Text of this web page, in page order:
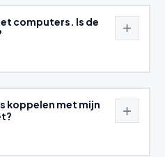
computers. Is de
koppelen met mijn